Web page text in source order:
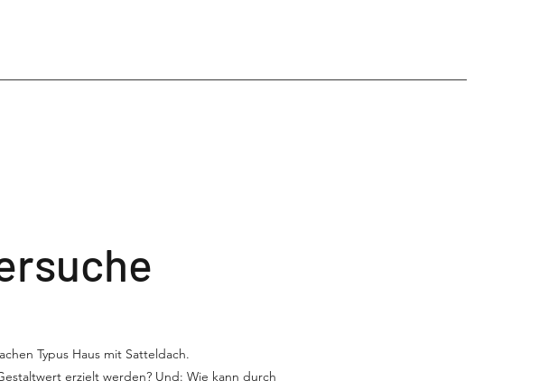
Typus Haus mit Satteldach.
erzielt werden? Und: Wie kann durch